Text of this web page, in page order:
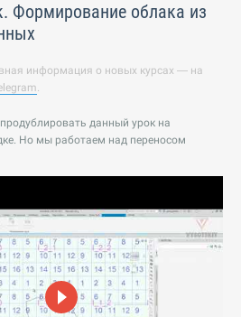
Формирование облака из
информация о новых курсах — на
.
данный урок на
Но мы работаем над переносом